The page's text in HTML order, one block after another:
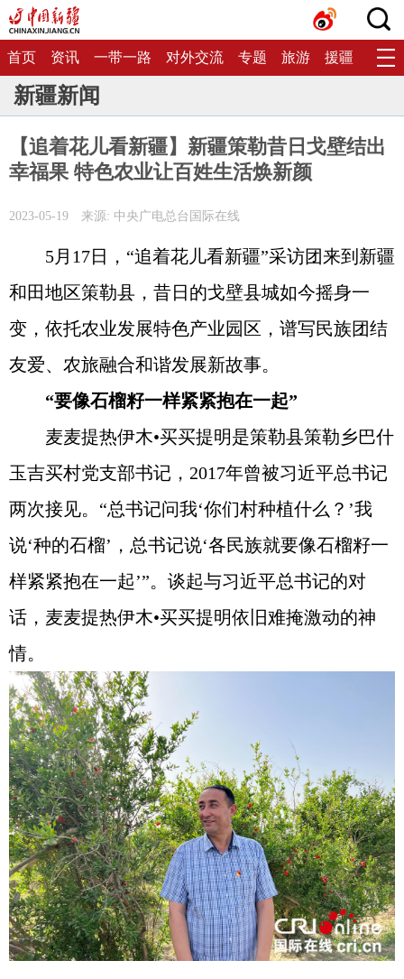
首页 资讯 一带一路 对外交流 专题 旅游 援疆 生态
新疆新闻
【追着花儿看新疆】新疆策勒昔日戈壁结出
幸福果 特色农业让百姓生活焕新颜
2023-05-19 来源: 中央广电总台国际在线
5月17日，“追着花儿看新疆”采访团来到新疆
和田地区策勒县，昔日的戈壁县城如今摇身一
变，依托农业发展特色产业园区，谱写民族团结
友爱、农旅融合和谐发展新故事。
“要像石榴籽一样紧紧抱在一起”
麦麦提热伊木•买买提明是策勒县策勒乡巴什
玉吉买村党支部书记，2017年曾被习近平总书记
两次接见。“总书记问我‘你们村种植什么？’我
说‘种的石榴’，总书记说‘各民族就要像石榴籽一
样紧紧抱在一起’”。谈起与习近平总书记的对
话，麦麦提热伊木•买买提明依旧难掩激动的神
情。